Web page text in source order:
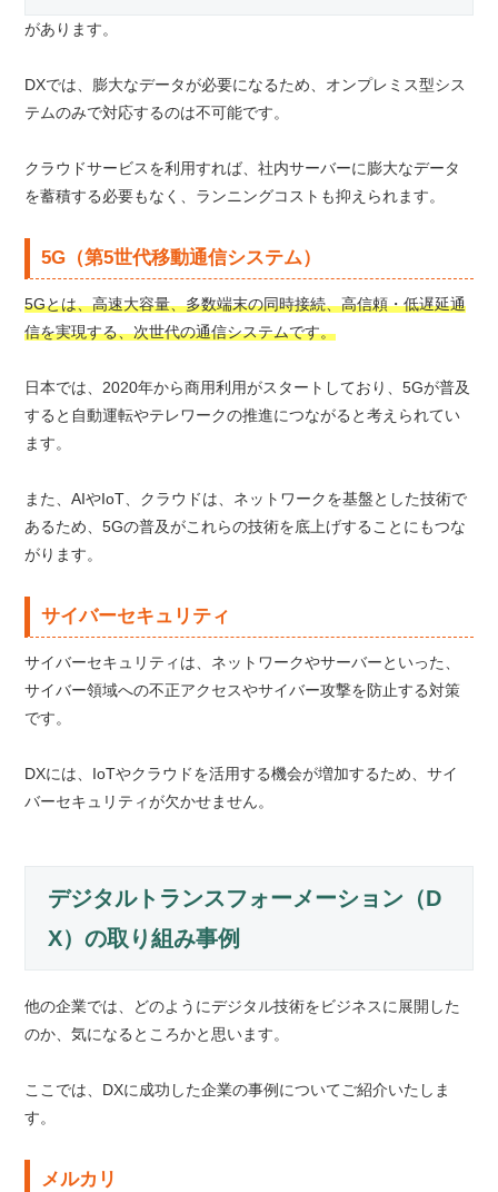
があります。
DXでは、膨大なデータが必要になるため、オンプレミス型シス
テムのみで対応するのは不可能です。
クラウドサービスを利用すれば、社内サーバーに膨大なデータ
を蓄積する必要もなく、ランニングコストも抑えられます。
5G（第5世代移動通信システム）
5Gとは、高速大容量、多数端末の同時接続、高信頼・低遅延通
信を実現する、次世代の通信システムです。
日本では、2020年から商用利用がスタートしており、5Gが普及
すると自動運転やテレワークの推進につながると考えられてい
ます。
また、AIやIoT、クラウドは、ネットワークを基盤とした技術で
あるため、5Gの普及がこれらの技術を底上げすることにもつな
がります。
サイバーセキュリティ
サイバーセキュリティは、ネットワークやサーバーといった、
サイバー領域への不正アクセスやサイバー攻撃を防止する対策
です。
DXには、IoTやクラウドを活用する機会が増加するため、サイ
バーセキュリティが欠かせません。
デジタルトランスフォーメーション（D
X）の取り組み事例
他の企業では、どのようにデジタル技術をビジネスに展開した
のか、気になるところかと思います。
ここでは、DXに成功した企業の事例についてご紹介いたしま
す。
メルカリ